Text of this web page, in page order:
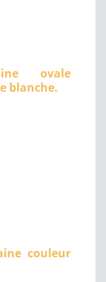
ovale
blanche.
couleur